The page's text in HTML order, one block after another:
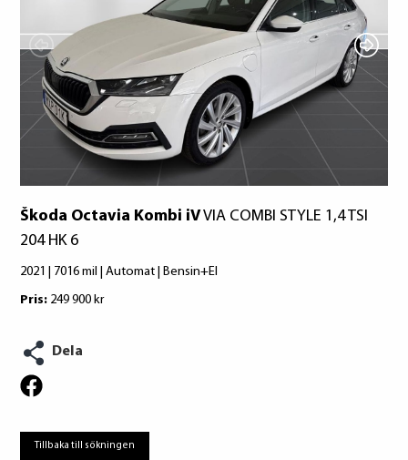
GOODYEAR
GOODYEAR
GOODYEAR
Bridgestone
Michelin
GOODYEAR
Škoda Octavia Kombi iVVIA COMBI STYLE 1,4 TSI
204 HK 6
2021 | 7016 mil | Automat | Bensin+El
Pris: 249 900 kr
Dela
Tillbaka till sökningen